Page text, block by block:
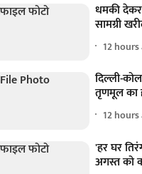
धमकी
सामग्री
12
दिल्ली-
तृणमूल का
12
'हर घर
अगस्त को